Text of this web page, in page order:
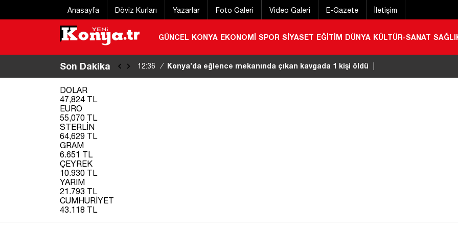
Anasayfa Döviz Kurları Yazarlar Foto Galeri Video Galeri E-Gazete İletişim
GÜNCEL KONYA EKONOMİ SPOR SİYASET EĞİTİM DÜNYA KÜLTÜR-SANAT
Son Dakika 12:31 / Konya’da otomobiller çarpıştı: 2 yaralı |
DOLAR
47,824 TL
EURO
55,070 TL
STERLİN
64,629 TL
GRAM
6.651 TL
ÇEYREK
10.930 TL
YARIM
21.793 TL
CUMHURİYET
43.118 TL